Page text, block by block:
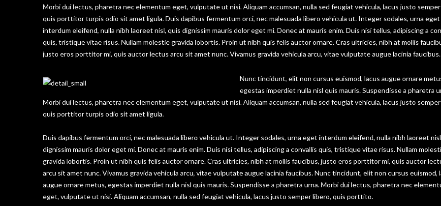
Morbi dui lectus, pharetra nec elementum eget, vulputate ut nisi. Aliquam accumsan, nulla sed feugiat vehicula, lacus justo
quis porttitor turpis odio sit amet ligula. Duis dapibus fermentum orci, nec malesuada libero vehicula ut. Integer sodales, urna eget
interdum eleifend, nulla nibh laoreet nisl, quis dignissim mauris dolor eget mi. Donec at mauris enim. Duis nisi tellus, adipiscing a
quis, tristique vitae risus. Nullam molestie gravida lobortis. Proin ut nibh quis felis auctor ornare. Cras ultricies, nibh at mollis
justo eros porttitor mi, quis auctor lectus arcu sit amet nunc. Vivamus gravida vehicula arcu, vitae vulputate augue lacinia faucibus.
Nunc tincidunt, elit non cursus euismod, lacus augue ornare
egestas imperdiet nulla nisl quis mauris. Suspendisse a pharetra
Morbi dui lectus, pharetra nec elementum eget, vulputate ut nisi. Aliquam accumsan, nulla sed feugiat vehicula, lacus justo
quis porttitor turpis odio sit amet ligula.
Duis dapibus fermentum orci, nec malesuada libero vehicula ut. Integer sodales, urna eget interdum eleifend, nulla nibh laoreet
dignissim mauris dolor eget mi. Donec at mauris enim. Duis nisi tellus, adipiscing a convallis quis, tristique vitae risus. Nullam
gravida lobortis. Proin ut nibh quis felis auctor ornare. Cras ultricies, nibh at mollis faucibus, justo eros porttitor mi, quis auctor
arcu sit amet nunc. Vivamus gravida vehicula arcu, vitae vulputate augue lacinia faucibus. Nunc tincidunt, elit non cursus euismod,
augue ornare metus, egestas imperdiet nulla nisl quis mauris. Suspendisse a pharetra urna. Morbi dui lectus, pharetra nec
eget, vulputate ut nisi. Aliquam accumsan, nulla sed feugiat vehicula, lacus justo semper libero, quis porttito.